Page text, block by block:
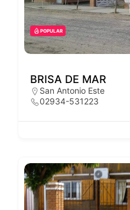
POPULAR
BRISA DE MAR
San Antonio Este
02934-531223